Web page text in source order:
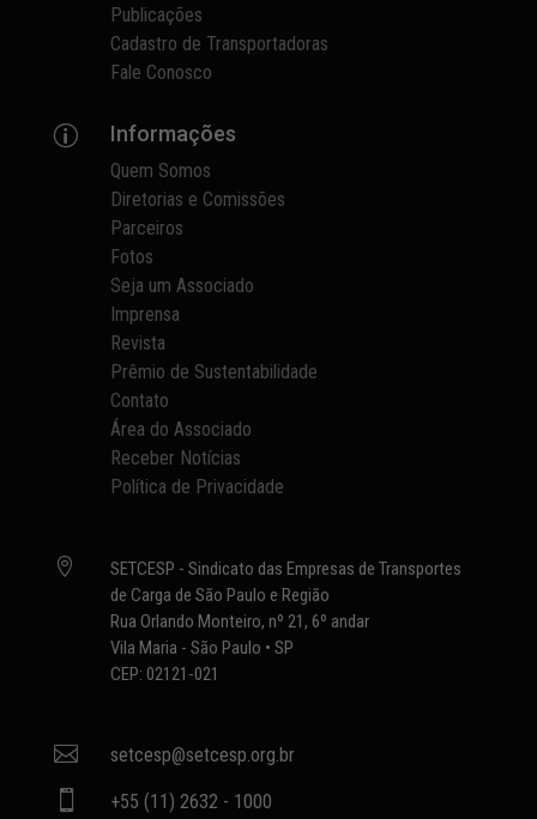
Publicações
Cadastro de Transportadoras
Fale Conosco
p Informações
Quem Somos
Diretorias e Comissões
Parceiros
Fotos
Seja um Associado
Imprensa
Revista
Prêmio de Sustentabilidade
Contato
Área do Associado
Receber Notícias
Política de Privacidade

SETCESP - Sindicato das Empresas de Transportes
de Carga de São Paulo e Região
Rua Orlando Monteiro, nº 21, 6º andar
Vila Maria - São Paulo • SP
CEP: 02121-021
 setcesp@setcesp.org.br
 +55 (11) 2632 - 1000